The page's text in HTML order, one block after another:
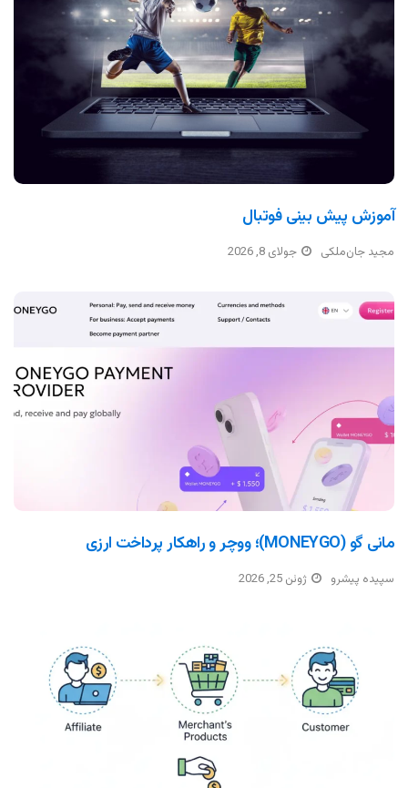
آموزش پیش بینی فوتبال
مجید جان‌ملکی جولای 8, 2026
مانی گو (MONEYGO)؛ ووچر و راهکار پرداخت ارزی
سپیده پیشرو ژوئن 25, 2026